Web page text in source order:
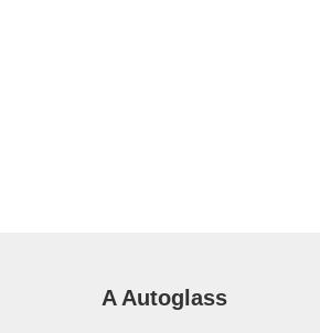
A Autoglass